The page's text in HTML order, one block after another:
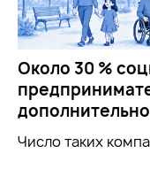
Около 30 %
Число таких